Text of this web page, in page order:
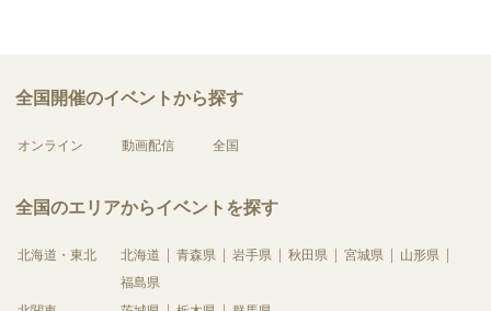
全国開催のイベントから探す
オンライン 動画配信 全国
全国のエリアからイベントを探す
北海道・東北 北海道 青森県 岩手県 秋田県 宮城県
山形県
福島県